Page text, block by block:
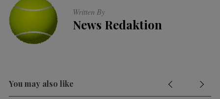
Written By
News Redaktion
You may also like
f